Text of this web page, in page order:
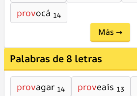
provocá 14
Más →
Palabras de 8 letras
provagar 14 proveais 13